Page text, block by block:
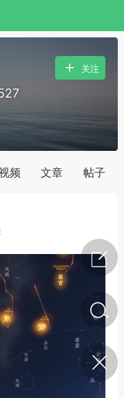
关注
频 文章 帖子